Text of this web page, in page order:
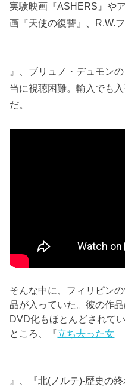
実験映画『ASHERS』や
画『天使の復讐』、R.W.
』、ブリュノ・デュモン
当に視聴困難。輸入でも
だ。
そんな中に、フィリピン
品が入っていた。彼の作
DVD化もほとんどされて
ところ、『立ち去った女
』、『北(ノルテ)-歴史の